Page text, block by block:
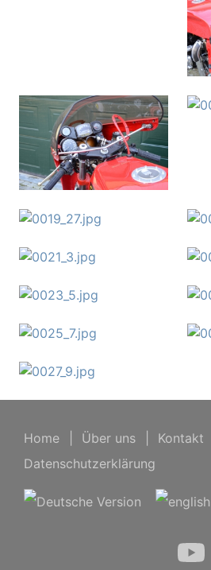
Home Über uns Kontakt
Datenschutzerklärung